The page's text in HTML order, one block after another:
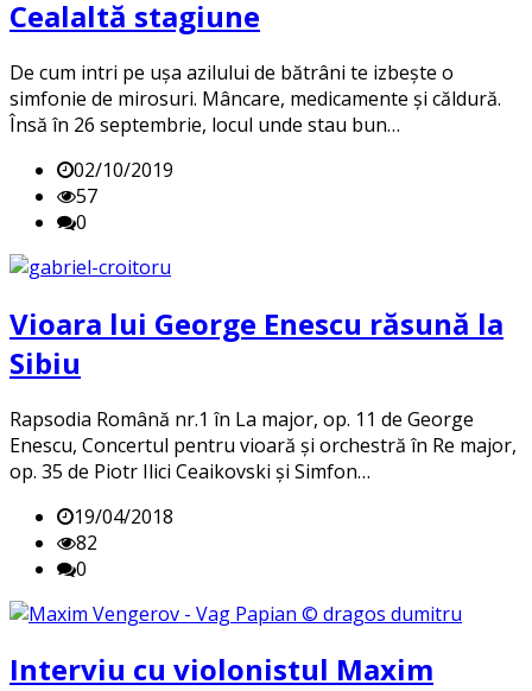
Cealaltă stagiune
De cum intri pe ușa azilului de bătrâni te izbește o
simfonie de mirosuri. Mâncare, medicamente și căldură.
Însă în 26 septembrie, locul unde stau bun…
02/10/2019
57
0
Vioara lui George Enescu răsună la
Sibiu
Rapsodia Română nr.1 în La major, op. 11 de George
Enescu, Concertul pentru vioară și orchestră în Re major,
op. 35 de Piotr Ilici Ceaikovski și Simfon…
19/04/2018
82
0
Interviu cu violonistul Maxim